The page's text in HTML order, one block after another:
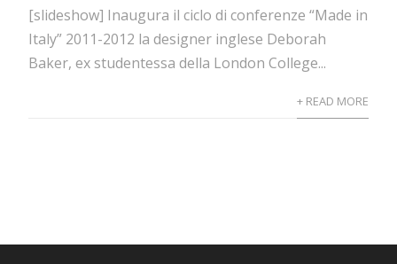
[slideshow] Inaugura il ciclo di conferenze “Made in
Italy” 2011-2012 la designer inglese Deborah
Baker, ex studentessa della London College...
+ READ MORE